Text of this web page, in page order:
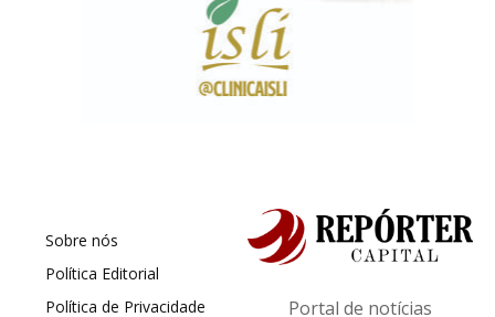
Sobre nós
Política Editorial
Política de Privacidade
Portal de notícias